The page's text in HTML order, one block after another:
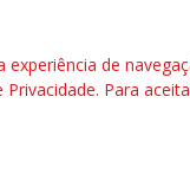
6º andar. Salas 603 a 606
de
Privacidade. Para